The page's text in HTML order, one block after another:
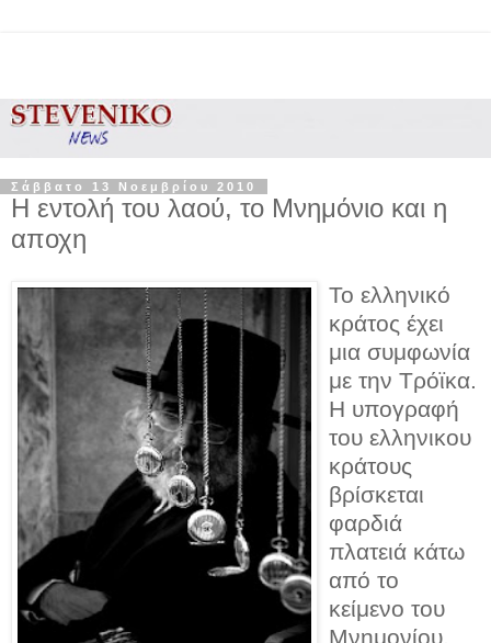
Σάββατο 13 Νοεμβρίου 2010
Η εντολή του λαού, το Μνημόνιο και η
αποχη
Το ελληνικό
κράτος έχει
μια συμφωνία
με την Τρόϊκα.
Η υπογραφή
του ελληνικου
κράτους
βρίσκεται
φαρδιά
πλατειά κάτω
από το
κείμενο του
Μνημονίου.